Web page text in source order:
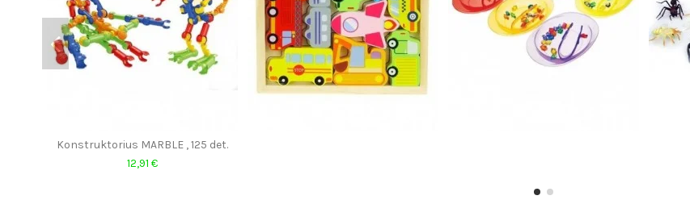
Konstruktorius MARBLE , 125 det.
12,91 €